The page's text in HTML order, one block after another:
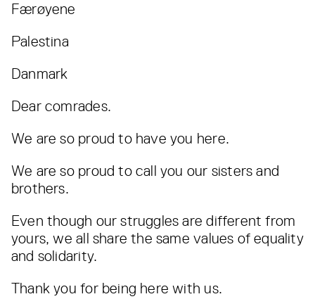
Færøyene
Palestina
Danmark
Dear comrades.
We are so proud to have you here.
We are so proud to call you our sisters and
brothers.
Even though our struggles are different from
yours, we all share the same values of equality
and solidarity.
Thank you for being here with us.